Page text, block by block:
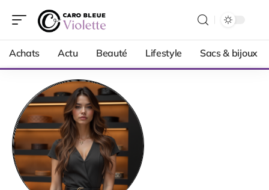
Achats Actu Beauté Lifestyle Sacs & bijoux